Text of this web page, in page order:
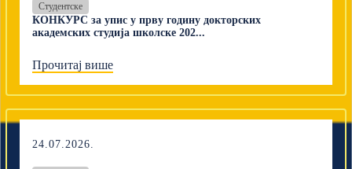
Студентске
КОНКУРС за упис у прву годину докторских
академских студија школске 202...
Прочитај више
24.07.2026.